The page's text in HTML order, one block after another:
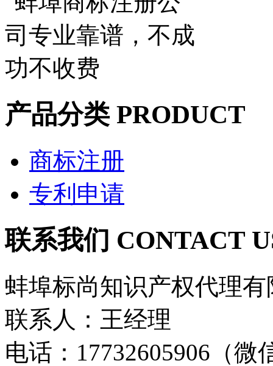
产品分类 PRODUCT
商标注册
专利申请
联系我们 CONTACT
蚌埠标尚知识产权代理有
联系人：王经理
电话：17732605906（微